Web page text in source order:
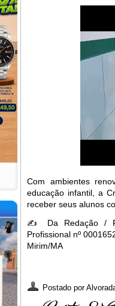
Com ambientes
educação infantil, a
receber seus alunos
✍️ Da Redação /
Profissional nº
Mirim/MA
Postado por